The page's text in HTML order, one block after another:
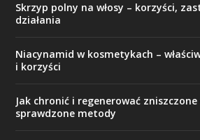
Skrzyp polny na włosy – korzyści,
działania
Niacynamid w kosmetykach –
i korzyści
Jak chronić i regenerować zniszczone
sprawdzone metody